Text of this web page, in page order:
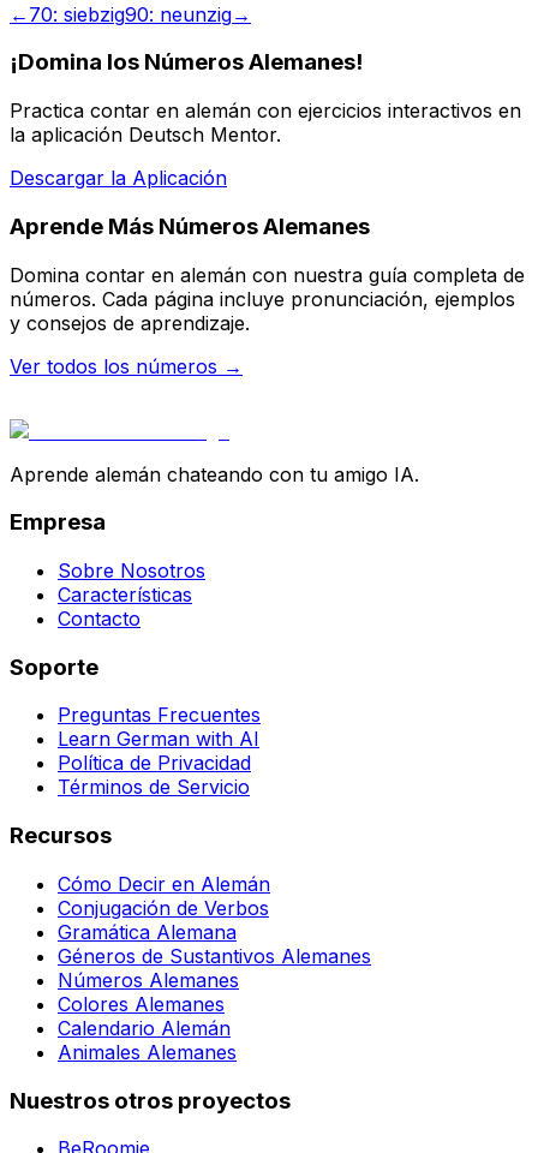
← 70: siebzig90: neunzig→
¡Domina los Números Alemanes!
Practica contar en alemán con ejercicios interactivos en
la aplicación Deutsch Mentor.
Descargar la Aplicación
Aprende Más Números Alemanes
Domina contar en alemán con nuestra guía completa de
números. Cada página incluye pronunciación, ejemplos
y consejos de aprendizaje.
Ver todos los números →
Aprende alemán chateando con tu amigo IA.
Empresa
Sobre Nosotros
Características
Contacto
Soporte
Preguntas Frecuentes
Learn German with AI
Política de Privacidad
Términos de Servicio
Recursos
Cómo Decir en Alemán
Conjugación de Verbos
Gramática Alemana
Géneros de Sustantivos Alemanes
Números Alemanes
Colores Alemanes
Calendario Alemán
Animales Alemanes
Nuestros otros proyectos